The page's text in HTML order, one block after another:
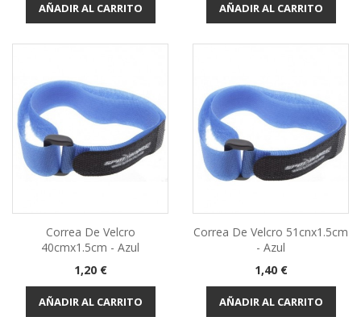
AÑADIR AL CARRITO AÑADIR AL CARRITO
Correa De Velcro
40cmx1.5cm - Azul
Precio
1,20 €
AÑADIR AL CARRITO
Correa De Velcro 51cnx1.5cm
- Azul
Precio
1,40 €
AÑADIR AL CARRITO